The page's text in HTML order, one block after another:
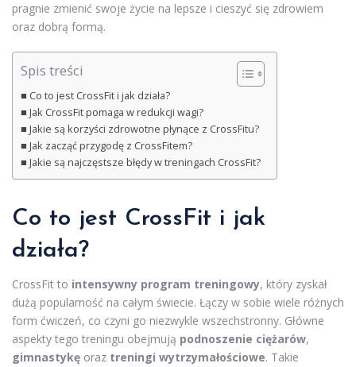
pragnie zmienić swoje życie na lepsze i cieszyć się zdrowiem
oraz dobrą formą.
Spis treści
Co to jest CrossFit i jak działa?
Jak CrossFit pomaga w redukcji wagi?
Jakie są korzyści zdrowotne płynące z CrossFitu?
Jak zacząć przygodę z CrossFitem?
Jakie są najczęstsze błędy w treningach CrossFit?
Co to jest CrossFit i jak
działa?
CrossFit to intensywny program treningowy, który zyskał
dużą popularność na całym świecie. Łączy w sobie wiele różnych
form ćwiczeń, co czyni go niezwykle wszechstronny. Główne
aspekty tego treningu obejmują podnoszenie ciężarów,
gimnastykę oraz treningi wytrzymałościowe. Takie